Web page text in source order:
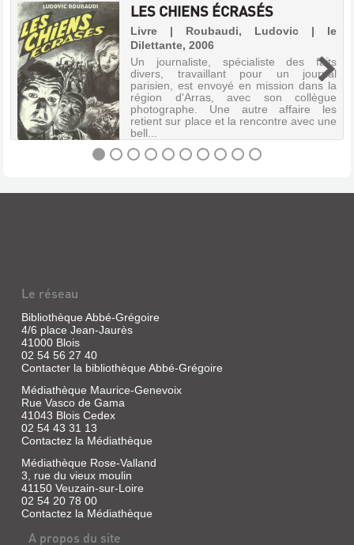
L'ÂME
DU
CHASSEUR
Livre
|
Meyer,
Deon
|
Seuil,
Mpayipheli
a
été
espion
pour
les
Russes
lors
la
guerre
froide.
Ancien
militant
apartheid,
il
s'est
retrouvé
sans
après
LES CHIENS ÉCRASÉS
Livre | Roubaudi, Ludovic | le
Dilettante, 2006
Un journaliste, spécialiste des faits
divers, travaillant pour un journal
parisien, est envoyé en mission dans la
région d'Arras, avec son collègue
photographe. Une autre affaire les
retient sur place et la rencontre avec une
bell...
|
le
Dilettante,
2006
Un
journaliste,
des
faits
divers,
travaillant
pour
journal
parisien,
est
envoyé
en
dans
Le réseau
Bibliothèque Abbé-Grégoire
4/6 place Jean-Jaurès
41000 Blois
02 54 56 27 40
Contacter la bibliothèque Abbé-Grégoire
Médiathèque Maurice-Genevoix
Rue Vasco de Gama
41043 Blois Cedex
02 54 43 31 13
Contactez la Médiathèque
Médiathèque Rose-Valland
3, rue du vieux moulin
41150 Veuzain-sur-Loire
02 54 20 78 00
Contactez la Médiathèque
A propos du site